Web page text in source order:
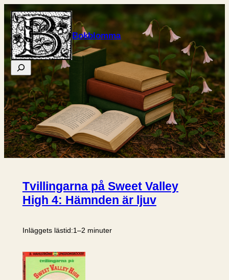
Hoppa
till
innehåll
Bokblomma
Sök
Tvillingarna på Sweet Valley
High 4: Hämnden är ljuv
Inläggets lästid:1–2 minuter